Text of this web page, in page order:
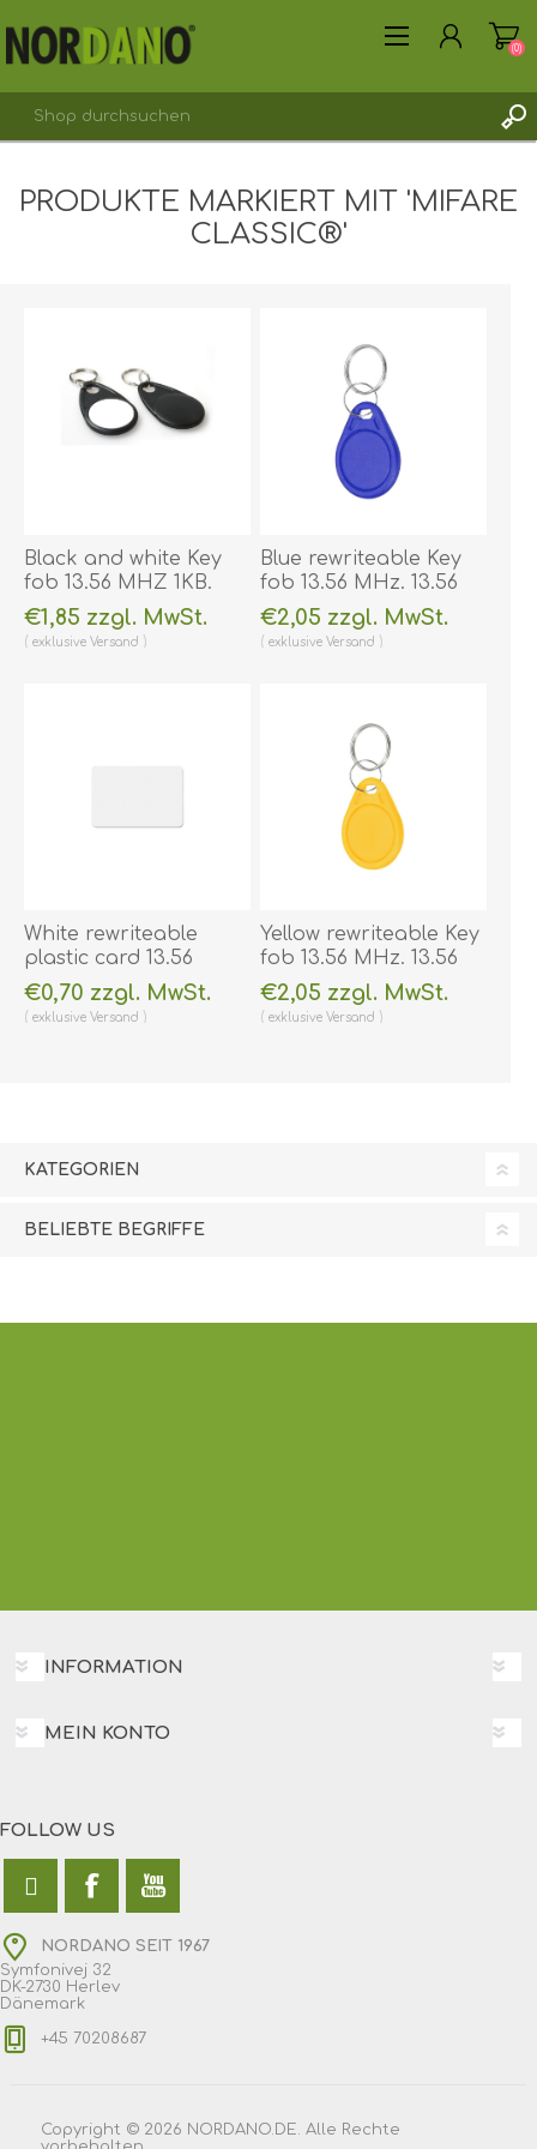
REGISTRIERUNG
(0)
PRODUKTE MARKIERT MIT 'MIFARE
CLASSIC®'
Black and white Key
fob 13.56 MHZ 1KB.
Keyfob. 70102620
(DE,SE,NO,FI,RO,PL)
€1,85 zzgl. MwSt.
exklusive Versand
Blue rewriteable Key
fob 13.56 MHz. 13.56
Compatible 1K Magic
UID – Changeable
UID. Keyfob. 70102948
€2,05 zzgl. MwSt.
exklusive Versand
White rewriteable
plastic card 13.56
MHz. 13.56 Compatible
1K Magic UID –
Changeable UID.
€0,70 zzgl. MwSt.
exklusive Versand
Yellow rewriteable Key
fob 13.56 MHz. 13.56
Compatible 1K Magic
UID – Changeable
UID. Keyfob. 70102947
€2,05 zzgl. MwSt.
exklusive Versand
KATEGORIEN
BELIEBTE BEGRIFFE
INFORMATION
MEIN KONTO
FOLLOW US
NORDANO SEIT 1967
Symfonivej 32
DK-2730 Herlev
Dänemark
+45 70208687
Copyright © 2026 NORDANO.DE. Alle Rechte